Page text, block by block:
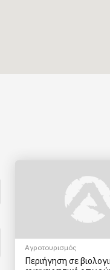
Αγροτουρισμός
Περιήγηση σε